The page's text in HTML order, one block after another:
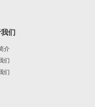
们
介
们
们